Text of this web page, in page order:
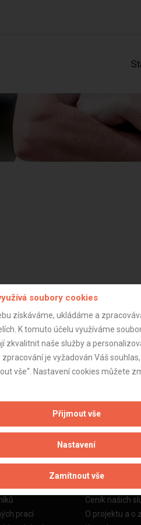
prací
Informace o
Ceník našich
O projektu a o
soubory cookies
získáváme, ukládáme a
K tomuto účelu využíváme
zkvalitnit naše služby a
je vyžadován Váš
vše“. Nastavení cookies můžete
Přijmout vše
Nastavení
Zamítnout vše